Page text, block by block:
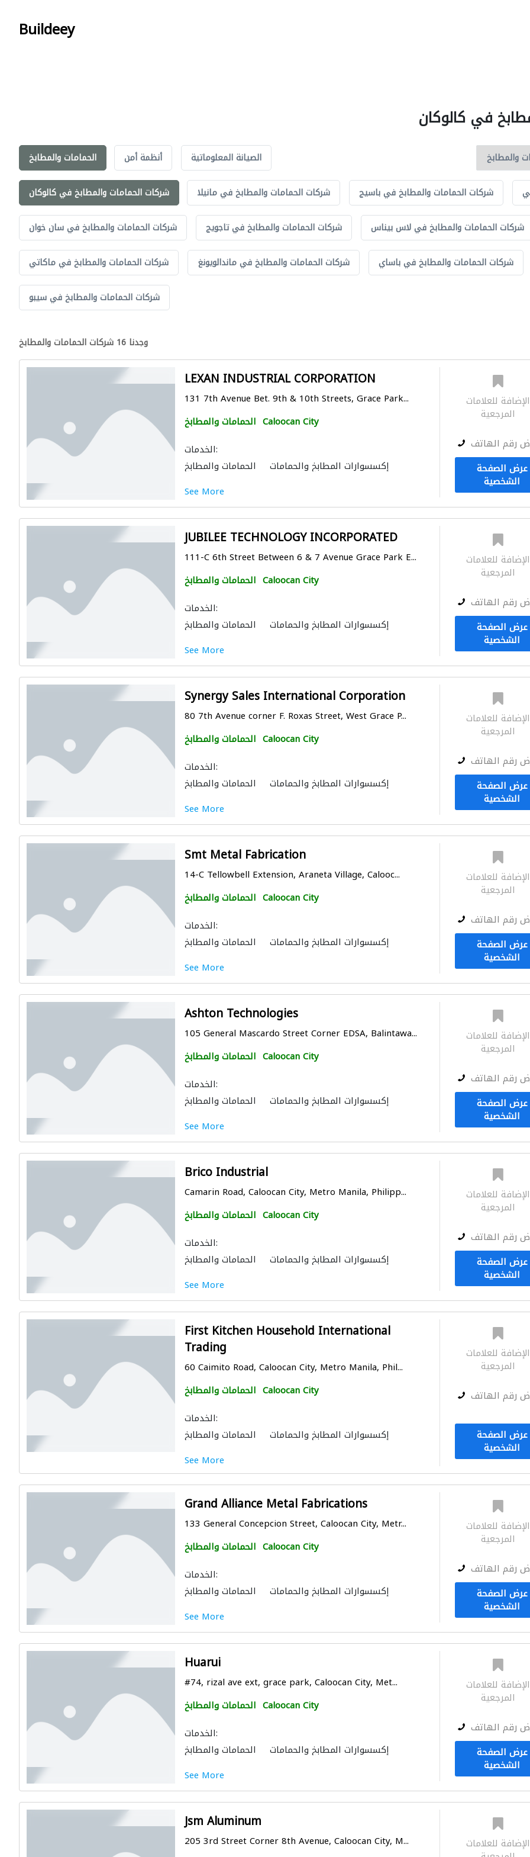
Buildeey
في كالوكان
الحمامات والمطابخ أنظمة أمن الصيانة المعلوماتية
شركات الحمامات والمطابخ في كالوكان شركات الحمامات والمطابخ في مانيلا شركات الحمامات والمطابخ في باسيج
شركات الحمامات والمطابخ في سان خوان شركات الحمامات والمطابخ في تاجويج شركات الحمامات والمطابخ في لاس بيناس
شركات الحمامات والمطابخ في ماكاتي شركات الحمامات والمطابخ في ماندالويونغ شركات الحمامات والمطابخ في باساي
شركات الحمامات والمطابخ في سيبو
وجدنا 16 شركات الحمامات والمطابخ
LEXAN INDUSTRIAL CORPORATION
131 7th Avenue Bet. 9th & 10th Streets, Grace Park...
الحمامات والمطابخ Caloocan City
الخدمات:
الحمامات والمطابخ
إكسسوارات المطابخ والحمامات
See More
الإضافة للعلامات
المرجعية
رقم الهاتف
عرض الصفحة
الشخصية
JUBILEE TECHNOLOGY INCORPORATED
111-C 6th Street Between 6 & 7 Avenue Grace Park E...
الحمامات والمطابخ Caloocan City
الخدمات:
الحمامات والمطابخ
إكسسوارات المطابخ والحمامات
See More
الإضافة للعلامات
المرجعية
رقم الهاتف
عرض الصفحة
الشخصية
Synergy Sales International Corporation
80 7th Avenue corner F. Roxas Street, West Grace P...
الحمامات والمطابخ Caloocan City
الخدمات:
الحمامات والمطابخ
إكسسوارات المطابخ والحمامات
See More
الإضافة للعلامات
المرجعية
رقم الهاتف
عرض الصفحة
الشخصية
Smt Metal Fabrication
14-C Tellowbell Extension, Araneta Village, Calooc...
الحمامات والمطابخ Caloocan City
الخدمات:
الحمامات والمطابخ
إكسسوارات المطابخ والحمامات
See More
الإضافة للعلامات
المرجعية
رقم الهاتف
عرض الصفحة
الشخصية
Ashton Technologies
105 General Mascardo Street Corner EDSA, Balintawa...
الحمامات والمطابخ Caloocan City
الخدمات:
الحمامات والمطابخ
إكسسوارات المطابخ والحمامات
See More
الإضافة للعلامات
المرجعية
رقم الهاتف
عرض الصفحة
الشخصية
Brico Industrial
Camarin Road, Caloocan City, Metro Manila, Philipp...
الحمامات والمطابخ Caloocan City
الخدمات:
الحمامات والمطابخ
إكسسوارات المطابخ والحمامات
See More
الإضافة للعلامات
المرجعية
رقم الهاتف
عرض الصفحة
الشخصية
First Kitchen Household International
Trading
60 Caimito Road, Caloocan City, Metro Manila, Phil...
الحمامات والمطابخ Caloocan City
الخدمات:
الحمامات والمطابخ
إكسسوارات المطابخ والحمامات
See More
الإضافة للعلامات
المرجعية
رقم الهاتف
عرض الصفحة
الشخصية
Grand Alliance Metal Fabrications
133 General Concepcion Street, Caloocan City, Metr...
الحمامات والمطابخ Caloocan City
الخدمات:
الحمامات والمطابخ
إكسسوارات المطابخ والحمامات
See More
الإضافة للعلامات
المرجعية
رقم الهاتف
عرض الصفحة
الشخصية
Huarui
#74, rizal ave ext, grace park, Caloocan City, Met...
الحمامات والمطابخ Caloocan City
الخدمات:
الحمامات والمطابخ
إكسسوارات المطابخ والحمامات
See More
الإضافة للعلامات
المرجعية
رقم الهاتف
عرض الصفحة
الشخصية
Jsm Aluminum
205 3rd Street Corner 8th Avenue, Caloocan City, M...
الإضافة للعلامات